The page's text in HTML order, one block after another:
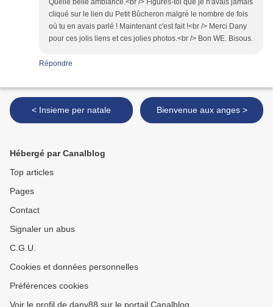
Quelle belle ambiance.<br /> Figures-toi que je n'avais jamais
cliqué sur le lien du Petit Bûcheron malgré le nombre de fois
où tu en avais parlé ! Maintenant c'est fait !<br /> Merci Dany
pour ces jolis liens et ces jolies photos.<br /> Bon WE. Bisous.
Répondre
< Insieme per natale Bienvenue aux anges >
Hébergé par Canalblog
Top articles
Pages
Contact
Signaler un abus
C.G.U.
Cookies et données personnelles
Préférences cookies
Voir le profil de dany88 sur le portail Canalblog